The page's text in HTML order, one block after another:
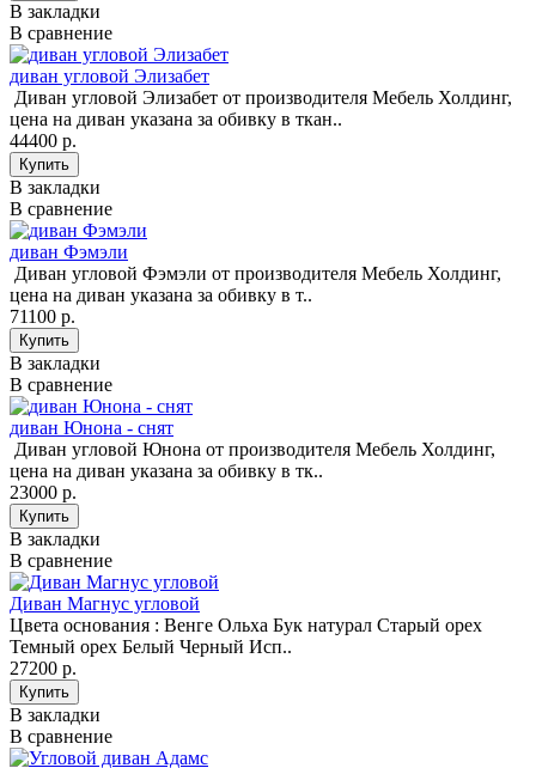
В закладки
В сравнение
диван угловой Элизабет
Диван угловой Элизабет от производителя Мебель Холдинг,
цена на диван указана за обивку в ткан..
44400 р.
В закладки
В сравнение
диван Фэмэли
Диван угловой Фэмэли от производителя Мебель Холдинг,
цена на диван указана за обивку в т..
71100 р.
В закладки
В сравнение
диван Юнона - снят
Диван угловой Юнона от производителя Мебель Холдинг,
цена на диван указана за обивку в тк..
23000 р.
В закладки
В сравнение
Диван Магнус угловой
Цвета основания : Венге Ольха Бук натурал Старый орех
Темный орех Белый Черный Исп..
27200 р.
В закладки
В сравнение